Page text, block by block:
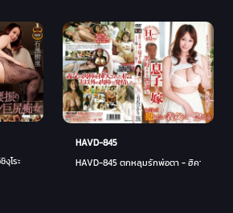
งุโระ
HAVD-845
HAVD-845 ตกหลุมรักพ่อตา - ฮิคาริ อาริมะ